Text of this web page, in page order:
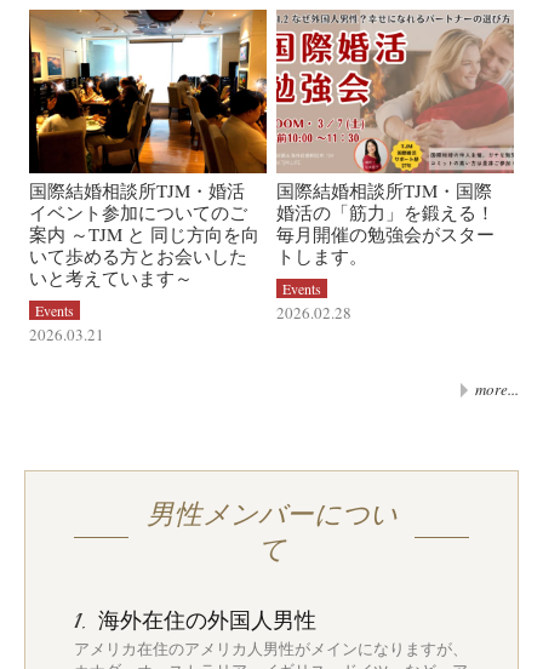
国際結婚相談所TJM・婚活
イベント参加についてのご
案内 ～TJM と 同じ方向を向
いて歩める方とお会いした
いと考えています～
Events
2026.03.21
国際結婚相談所TJM・国際
婚活の「筋力」を鍛える！
毎月開催の勉強会がスター
トします。
Events
2026.02.28
more...
男性メンバーについ
て
1. 海外在住の外国人男性
アメリカ在住のアメリカ人男性がメインになりますが、